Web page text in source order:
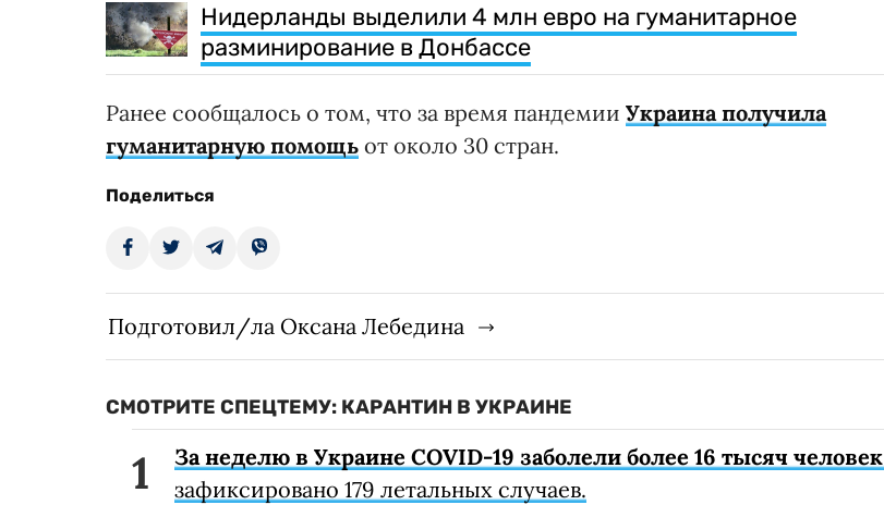
Нидерланды выделили 4 млн евро на гуманитарное
разминирование в Донбассе
Ранее сообщалось о том, что за время пандемии Украина получила
гуманитарную помощь от около 30 стран.
Поделиться
Подготовил/ла Оксана Лебедина
СМОТРИТЕ СПЕЦТЕМУ: КАРАНТИН В УКРАИНЕ
За неделю в Украине COVID-19 заболели более 16 тысяч человек
зафиксировано 179 летальных случаев.